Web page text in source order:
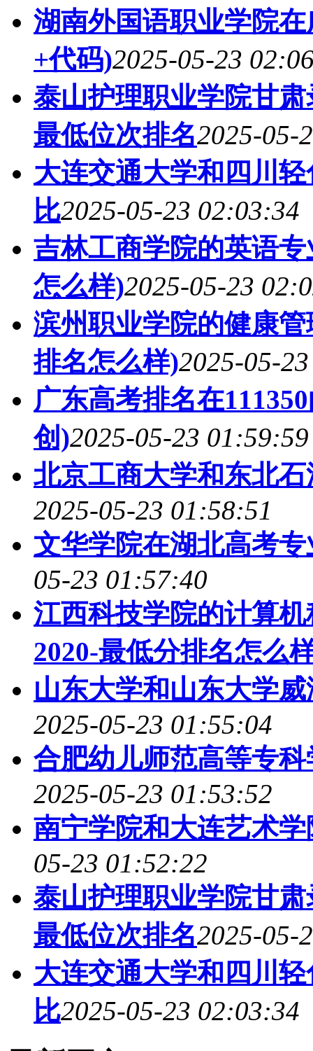
湖南外国语职业学院
+代码)2025-05-23
泰山护理职业学院甘
最低位次排名2025-05-
大连交通大学和四川
比2025-05-23 02:03:34
吉林工商学院的英语
怎么样)2025-05-23
滨州职业学院的健康
排名怎么样)2025-05-
广东高考排名在
创)2025-05-23 01:59:59
北京工商大学和东北
2025-05-23 01:58:51
文华学院在湖北高考
05-23 01:57:40
江西科技学院的计算
2020-最低分排名怎么
山东大学和山东大学
2025-05-23 01:55:04
合肥幼儿师范高等专
2025-05-23 01:53:52
南宁学院和大连艺术
05-23 01:52:22
泰山护理职业学院甘
最低位次排名2025-05-
大连交通大学和四川
比2025-05-23 02:03:34